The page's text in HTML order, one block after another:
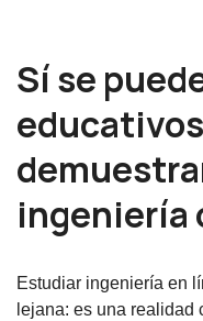
Sí se
ingeniería
Estudiar ingeniería en
lejana: es una realidad